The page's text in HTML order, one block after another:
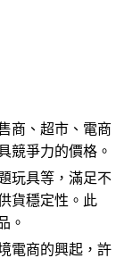
商、超市、電商
競爭力的價格。
玩具等，滿足不
貨穩定性。此
。
電商的興起，許